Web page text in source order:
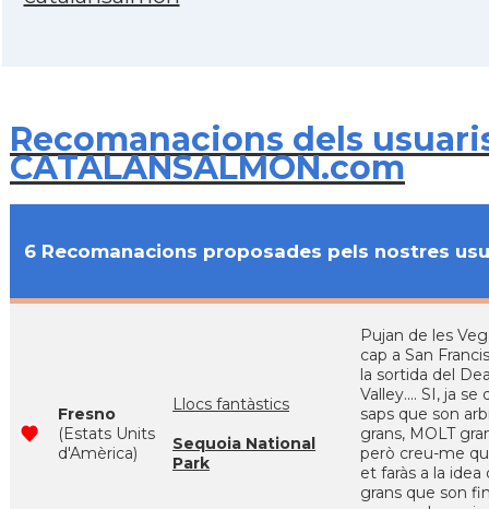
Recomanacions dels
CATALANSALMON.com
6 Recomanacions proposades pels nostres
Fresno
(Estats Units
d'Amèrica)
Llocs fantàstics
Sequoia National
Park
Pujan de les
cap a San
la sortida del
Valley.... SI, ja se
saps que son
grans, MOLT
però creu-me
et faràs a la idea
grans que son